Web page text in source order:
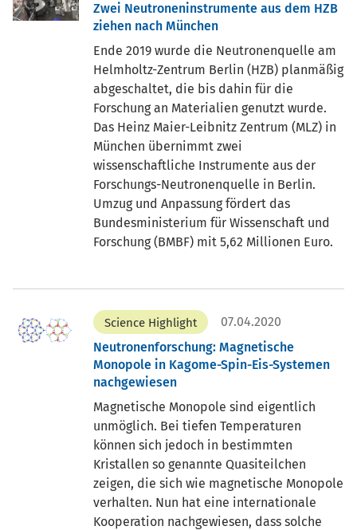
Zwei Neutroneninstrumente aus dem HZB
ziehen nach München
Ende 2019 wurde die Neutronenquelle am
Helmholtz-Zentrum Berlin (HZB) planmäßig
abgeschaltet, die bis dahin für die
Forschung an Materialien genutzt wurde.
Das Heinz Maier-Leibnitz Zentrum (MLZ) in
München übernimmt zwei
wissenschaftliche Instrumente aus der
Forschungs-Neutronenquelle in Berlin.
Umzug und Anpassung fördert das
Bundesministerium für Wissenschaft und
Forschung (BMBF) mit 5,62 Millionen Euro.
Science Highlight
07.04.2020
Neutronenforschung: Magnetische
Monopole in Kagome-Spin-Eis-Systemen
nachgewiesen
Magnetische Monopole sind eigentlich
unmöglich. Bei tiefen Temperaturen
können sich jedoch in bestimmten
Kristallen so genannte Quasiteilchen
zeigen, die sich wie magnetische Monopole
verhalten. Nun hat eine internationale
Kooperation nachgewiesen, dass solche